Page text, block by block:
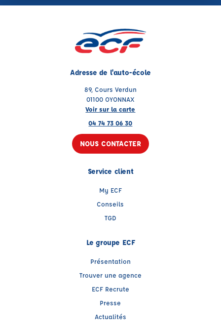
Adresse de l'auto-école
89, Cours Verdun
01100 OYONNAX
Voir sur la carte
04 74 73 06 30
NOUS CONTACTER
Service client
My ECF
Conseils
TGD
Le groupe ECF
Présentation
Trouver une agence
ECF Recrute
Presse
Actualités